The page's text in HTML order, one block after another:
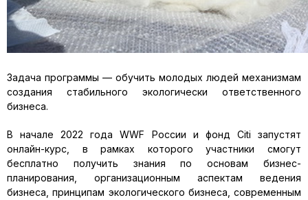
Задача программы — обучить молодых людей механизмам
создания стабильного экологически ответственного
бизнеса.
В начале 2022 года WWF России и фонд Citi запустят
онлайн-курс, в рамках которого участники смогут
бесплатно получить знания по основам бизнес-
планирования, организационным аспектам ведения
бизнеса, принципам экологического бизнеса, современным